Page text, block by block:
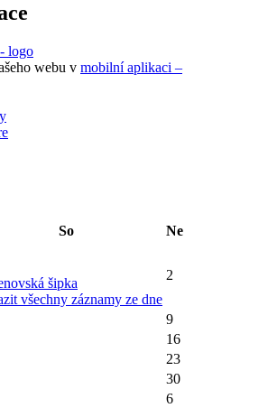
webu v mobilní aplikaci –
So Ne
šipka
všechny záznamy ze dne
2
9
16
23
30
6